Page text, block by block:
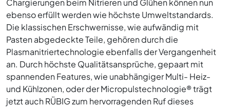
ebenso erfüllt werden wie höchste Umweltstandards.
Die klassischen Erschwernisse, wie aufwändig mit
Pasten abgedeckte Teile, gehören durch die
Plasmanitriertechnologie ebenfalls der Vergangenheit
an. Durch höchste Qualitätsansprüche, gepaart mit
spannenden Features, wie unabhängiger Multi- Heiz-
und Kühlzonen, oder der Micropulstechnologie® trägt
jetzt auch RÜBIG zum hervorragenden Ruf dieses